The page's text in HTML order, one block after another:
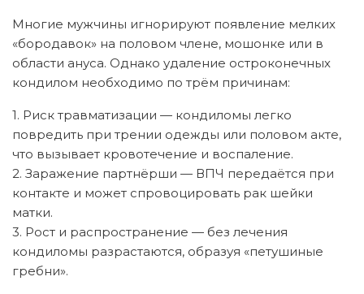
Многие мужчины игнорируют появление мелких
«бородавок» на половом члене, мошонке или в
области ануса. Однако удаление остроконечных
кондилом необходимо по трём причинам:
1. Риск травматизации — кондиломы легко
повредить при трении одежды или половом акте,
что вызывает кровотечение и воспаление.
2. Заражение партнёрши — ВПЧ передаётся при
контакте и может спровоцировать рак шейки
матки.
3. Рост и распространение — без лечения
кондиломы разрастаются, образуя «петушиные
гребни».